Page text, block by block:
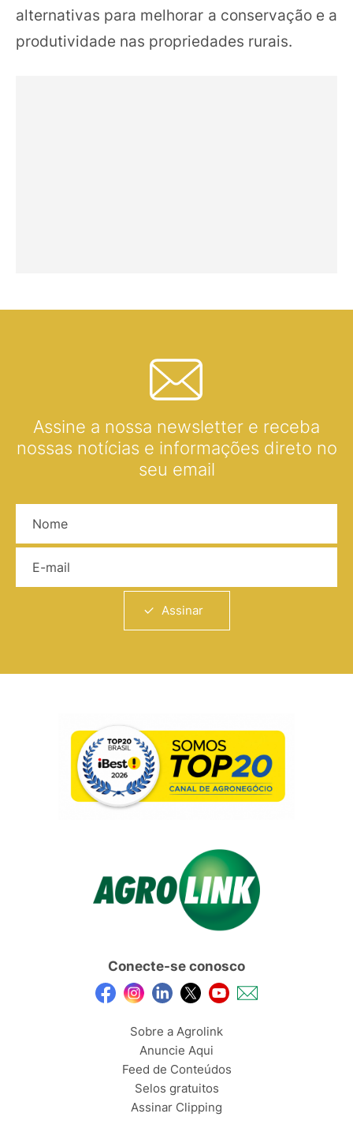
alternativas para melhorar a conservação e a
produtividade nas propriedades rurais.
Assine a nossa newsletter e receba
nossas notícias e informações direto no
seu email
Assinar
Conecte-se conosco
Sobre a Agrolink
Anuncie Aqui
Feed de Conteúdos
Selos gratuitos
Assinar Clipping